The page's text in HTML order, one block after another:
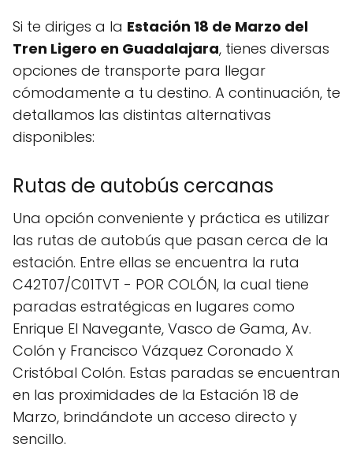
Si te diriges a la Estación 18 de Marzo del
Tren Ligero en Guadalajara, tienes diversas
opciones de transporte para llegar
cómodamente a tu destino. A continuación, te
detallamos las distintas alternativas
disponibles:
Rutas de autobús cercanas
Una opción conveniente y práctica es utilizar
las rutas de autobús que pasan cerca de la
estación. Entre ellas se encuentra la ruta
C42T07/C01TVT - POR COLÓN, la cual tiene
paradas estratégicas en lugares como
Enrique El Navegante, Vasco de Gama, Av.
Colón y Francisco Vázquez Coronado X
Cristóbal Colón. Estas paradas se encuentran
en las proximidades de la Estación 18 de
Marzo, brindándote un acceso directo y
sencillo.